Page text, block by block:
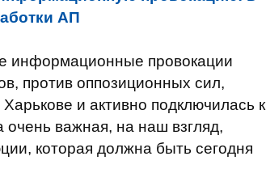
АП
информационные провокации
против оппозиционных сил,
и активно подключилась к
очень важная, на наш взгляд,
которая должна быть сегодня